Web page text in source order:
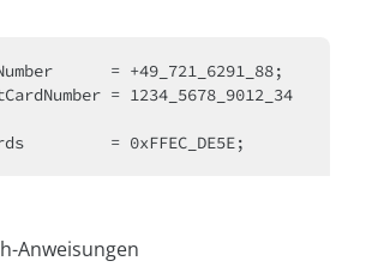
= +49_721_6291_88;
= 1234_5678_9012_34
= 0xFFEC_DE5E;
Anweisungen